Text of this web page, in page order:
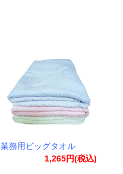
業務用ビッグタオル
1,265円(税込)